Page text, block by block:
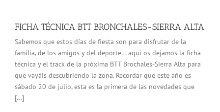
FICHA TÉCNICA BTT BRONCHALES-SIERRA ALTA
Sabemos que estos días de fiesta son para disfrutar de la
familia, de los amigos y del deporte... aquí os dejamos la ficha
técnica y el track de la próxima BTT Brochales-Sierra Alta para
que vayáis descubriendo la zona. Recordar que este año es
sábado 20 de julio, esta es la primera de las novedades que
[...]